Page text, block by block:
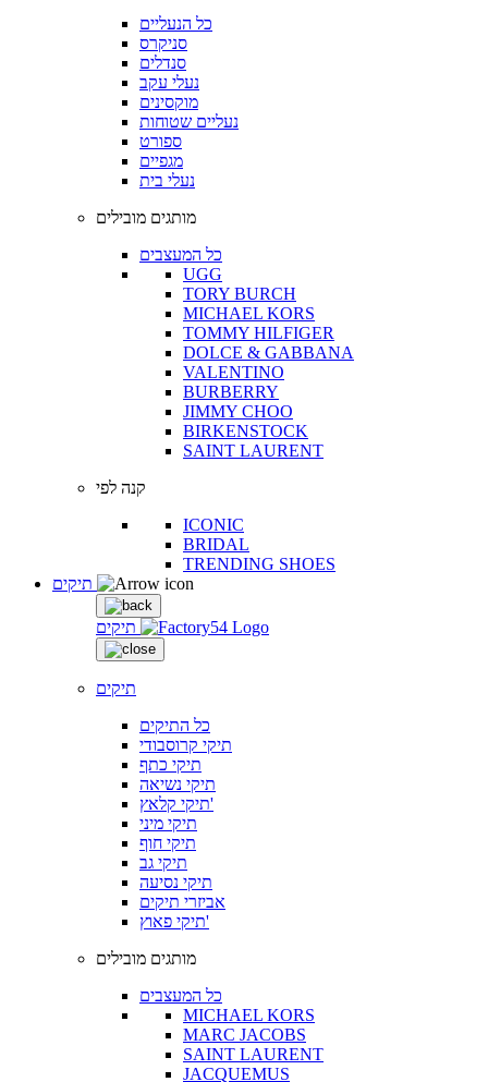
כל הנעליים
סניקרס
סנדלים
נעלי עקב
מוקסינים
נעליים שטוחות
ספורט
מגפיים
נעלי בית
מותגים מובילים
כל המעצבים
UGG
TORY BURCH
MICHAEL KORS
TOMMY HILFIGER
DOLCE & GABBANA
VALENTINO
BURBERRY
JIMMY CHOO
BIRKENSTOCK
SAINT LAURENT
קנה לפי
ICONIC
BRIDAL
TRENDING SHOES
תיקים
תיקים
כל התיקים
תיקי קרוסבודי
תיקי כתף
תיקי נשיאה
תיקי קלאץ'
תיקי מיני
תיקי חוף
תיקי גב
תיקי נסיעה
אביזרי תיקים
תיקי פאוץ'
מותגים מובילים
כל המעצבים
MICHAEL KORS
MARC JACOBS
SAINT LAURENT
JACQUEMUS